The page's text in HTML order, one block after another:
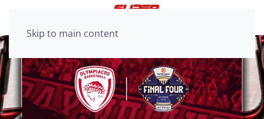
Skip to main content